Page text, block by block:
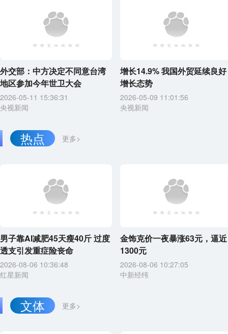
外交部：中方决定不同意台湾
地区参加今年世卫大会
2026-05-11 15:36:31
央视新闻
增长14.9% 我国外贸延续良好
增长态势
2026-05-09 11:01:56
央视新闻
更多>
热点
男子靠AI减肥45天瘦40斤 过度
透支引发重症险丧命
2026-08-06 10:36:48
红星新闻
金饰克价一夜暴涨63元，逼近
1300元
2026-08-06 10:27:05
中新经纬
更多>
文体